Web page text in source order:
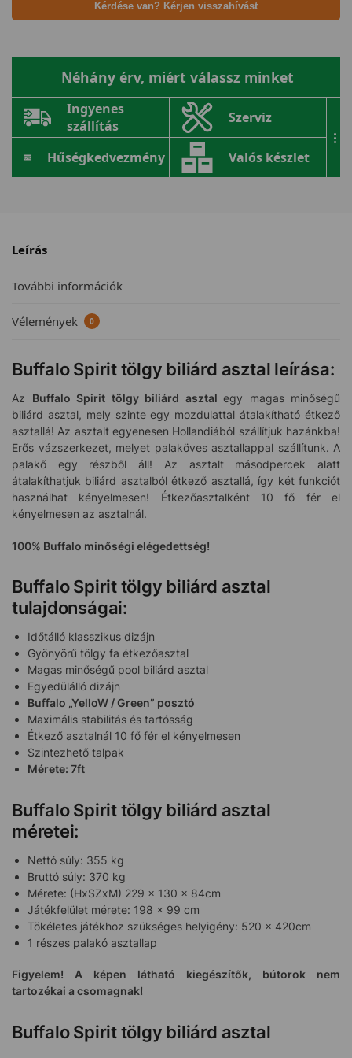
Kérdése van? Kérjen visszahívást
Néhány érv, miért válassz minket
Ingyenes
szállítás
Szerviz
Hűségkedvezmény Valós készlet
...
Leírás
További információk
Vélemények 0
Buffalo Spirit tölgy biliárd asztal leírása:
Az Buffalo Spirit tölgy biliárd asztal egy magas minőségű
biliárd asztal, mely szinte egy mozdulattal átalakítható étkező
asztallá! Az asztalt egyenesen Hollandiából szállítjuk hazánkba!
Erős vázszerkezet, melyet palaköves asztallappal szállítunk. A
palakő egy részből áll! Az asztalt másodpercek alatt
átalakíthatjuk biliárd asztalból étkező asztallá, így két funkciót
használhat kényelmesen! Étkezőasztalként 10 fő fér el
kényelmesen az asztalnál.
100% Buffalo minőségi elégedettség!
Buffalo Spirit tölgy biliárd asztal
tulajdonságai:
Időtálló klasszikus dizájn
Gyönyörű tölgy fa étkezőasztal
Magas minőségű pool biliárd asztal
Egyedülálló dizájn
Buffalo „YelloW / Green” posztó
Maximális stabilitás és tartósság
Étkező asztalnál 10 fő fér el kényelmesen
Szintezhető talpak
Mérete: 7ft
Buffalo Spirit tölgy biliárd asztal
méretei:
Nettó súly: 355 kg
Bruttó súly: 370 kg
Mérete: (HxSZxM) 229 x 130 x 84cm
Játékfelület mérete: 198 x 99 cm
Tökéletes játékhoz szükséges helyigény: 520 x 420cm
1 részes palakó asztallap
Figyelem! A képen látható kiegészítők, bútorok nem
tartozékai a csomagnak!
Buffalo Spirit tölgy biliárd asztal